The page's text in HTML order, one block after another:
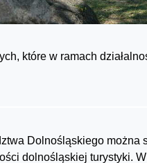
które w ramach
Dolnośląskiego można
dolnośląskiej turystyki.